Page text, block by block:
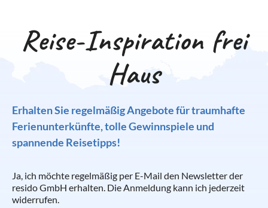
Reise-Inspiration frei
Haus
Erhalten Sie regelmäßig Angebote für traumhafte
Ferienunterkünfte, tolle Gewinnspiele und
spannende Reisetipps!
Ja, ich möchte regelmäßig per E-Mail den Newsletter der
resido GmbH erhalten. Die Anmeldung kann ich jederzeit
widerrufen.